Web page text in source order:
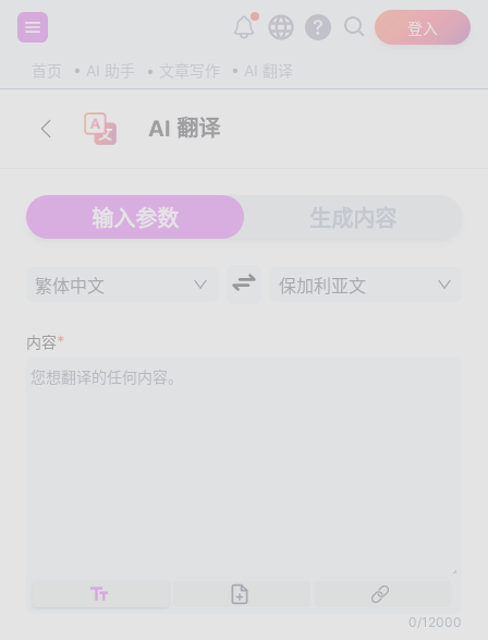
登入
首页 AI 助手 文章写作 AI 翻译
注册并获得 20,000 个免费 tokens！
AI 翻译
输入参数
繁体中文 保加利亚文
内容*
0/12000